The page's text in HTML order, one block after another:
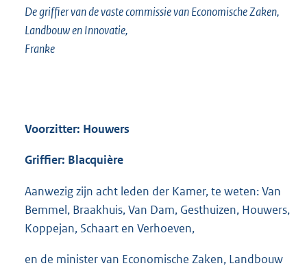
De griffier van de vaste commissie van Economische Zaken,
Landbouw en Innovatie,
Franke
Voorzitter: Houwers
Griffier: Blacquière
Aanwezig zijn acht leden der Kamer, te weten: Van
Bemmel, Braakhuis, Van Dam, Gesthuizen, Houwers,
Koppejan, Schaart en Verhoeven,
en de minister van Economische Zaken, Landbouw